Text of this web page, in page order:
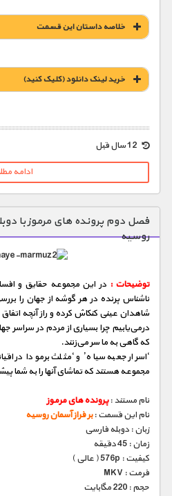
خلاصه داستان این قسمت
خريد لينک دانلود (کليک کنيد)
1900 تومان – خريد لينک دانلود (افزودن به سبد خريد)
ادامه
فصل دوم پرونده های مرموز با
روسیه
توضیحات :در این مجموعه حقایق و
ناشناس پرنده در هر گوشه از جهان را
شاهدان عینی كنكاش كرده و راز آنچه
درمی‌یابیم چرا بسیاری از مردم در سراسر
که گاهی به ما سر می‌زنند.
‘اسرار جعبه سیاه’ و ‘مثلث برمودا در
مجموعه هستند که تماشای آنها را به شما
نام مستند :پرونده های مرموز
نام این قسمت :بر فراز آسمان روسیه
زبان : دوبله فارسی
زمان : 45 دقیقه
کیفیت : 576p ( عالی )
فرمت : MKV
حجم : 220 مگابایت